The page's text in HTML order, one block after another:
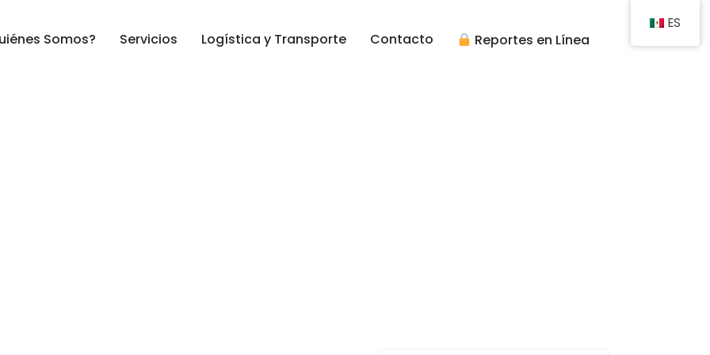
Somos? Servicios Logística y Transporte Contacto Reportes en Línea
ES